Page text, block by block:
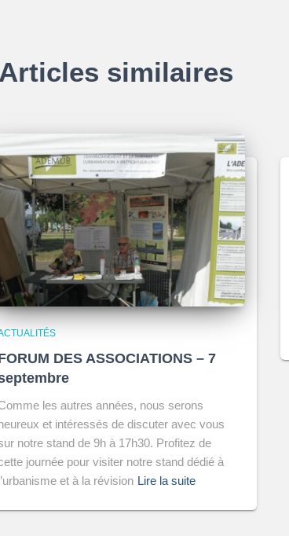
Articles similaires
DES ASSOCIATIONS – 7
les autres années, nous serons
et intéressés de discuter avec vous
notre stand de 9h à 17h30. Profitez de
journée pour visiter notre stand dédié à
et à la révision Lire la suite